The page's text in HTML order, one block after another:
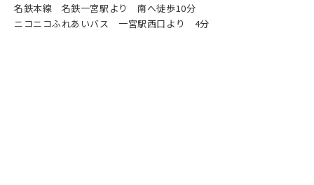
名鉄本線 名鉄一宮駅より 南へ徒歩10分
ニコニコふれあいバス 一宮駅西口より 4分